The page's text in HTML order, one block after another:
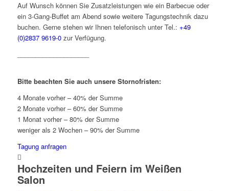
Auf Wunsch können Sie Zusatzleistungen wie ein Barbecue oder
ein 3-Gang-Buffet am Abend sowie weitere Tagungstechnik dazu
buchen. Gerne stehen wir Ihnen telefonisch unter Tel.: +49
(0)2837 9619-0zur Verfügung.
Bitte beachten Sie auch unsere Stornofristen:
4 Monate vorher – 40% der Summe
2 Monate vorher – 60% der Summe
1 Monat vorher – 80% der Summe
weniger als 2 Wochen – 90% der Summe
Tagung anfragen
Hochzeiten und Feiern im Weißen
Salon